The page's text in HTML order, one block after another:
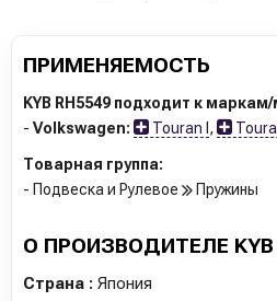
ПРИМЕНЯЕМОСТЬ
KYB RH5549 подходит к
- Volkswagen: Touran I ,
Товарная группа:
- Подвеска и Рулевое
Пружины
О ПРОИЗВОДИТЕЛЕ KYB
Страна : Япония